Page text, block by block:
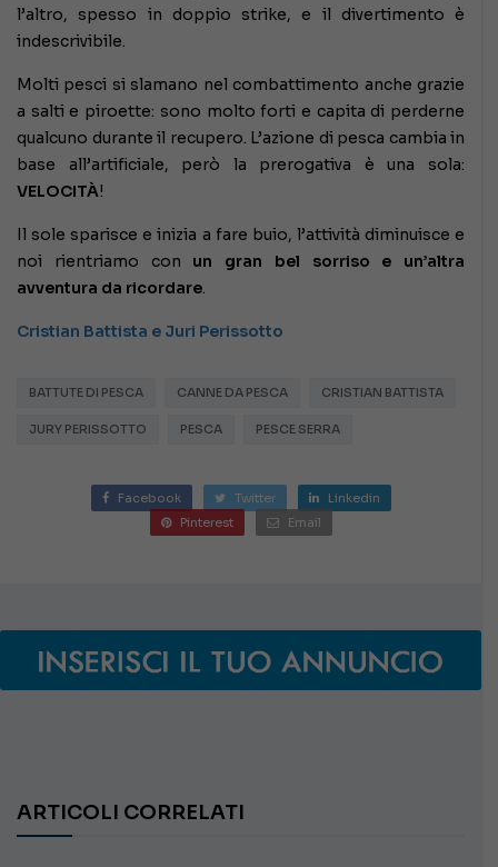
l’altro, spesso in doppio strike, e il divertimento è
indescrivibile.
Molti pesci si slamano nel combattimento anche grazie
a salti e piroette: sono molto forti e capita di perderne
qualcuno durante il recupero. L’azione di pesca cambia in
base all’artificiale, però la prerogativa è una sola:
VELOCITÀ!
Il sole sparisce e inizia a fare buio, l’attività diminuisce e
noi rientriamo con un gran bel sorriso e un’altra
avventura da ricordare.
Cristian Battista e Juri Perissotto
BATTUTE DI PESCA CANNE DA PESCA CRISTIAN BATTISTA
JURY PERISSOTTO PESCA PESCE SERRA
Facebook Twitter
Linkedin
Pinterest
Email
ARTICOLI CORRELATI